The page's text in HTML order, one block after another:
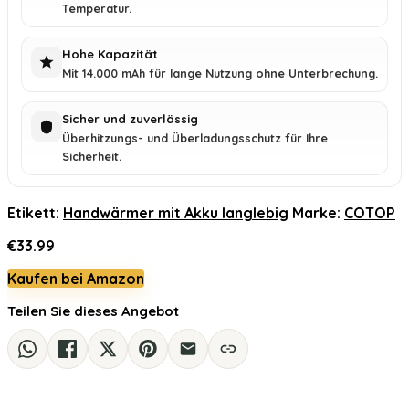
Temperatur.
Hohe Kapazität
Mit 14.000 mAh für lange Nutzung ohne Unterbrechung.
Sicher und zuverlässig
Überhitzungs- und Überladungsschutz für Ihre
Sicherheit.
Etikett: Handwärmer mit Akku langlebig Marke: COTOP
€33.99
Kaufen bei Amazon
Teilen Sie dieses Angebot